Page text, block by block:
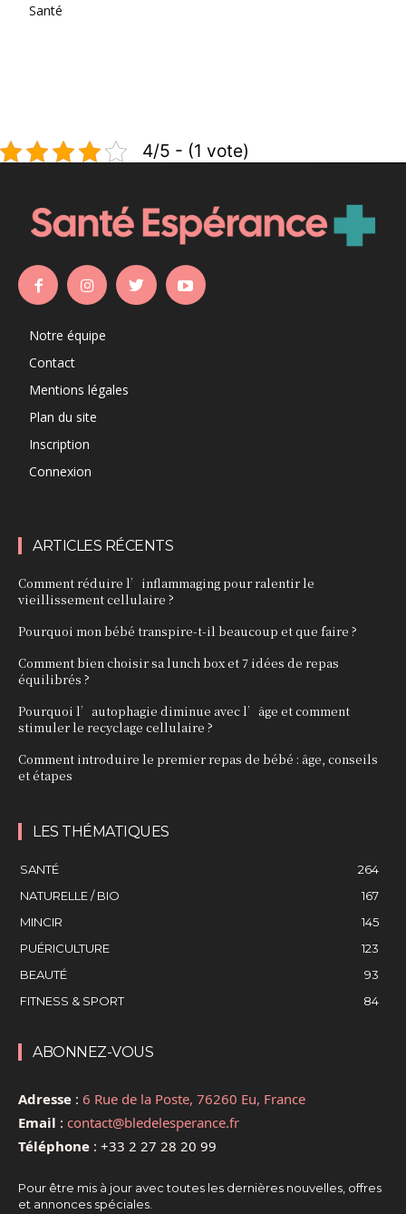
Santé
4/5 - (1 vote)
Notre équipe
Contact
Mentions légales
Plan du site
Inscription
Connexion
ARTICLES RÉCENTS
Comment réduire l’inflammaging pour ralentir le
vieillissement cellulaire ?
Pourquoi mon bébé transpire-t-il beaucoup et que faire ?
Comment bien choisir sa lunch box et 7 idées de repas
équilibrés ?
Pourquoi l’autophagie diminue avec l’âge et comment
stimuler le recyclage cellulaire ?
Comment introduire le premier repas de bébé : âge, conseils
et étapes
LES THÉMATIQUES
SANTÉ
264
NATURELLE / BIO
167
MINCIR
145
PUÉRICULTURE
123
BEAUTÉ
93
FITNESS & SPORT
84
ABONNEZ-VOUS
Adresse : 6 Rue de la Poste, 76260 Eu, France
Email : contact@bledelesperance.fr
Téléphone : +33 2 27 28 20 99
Pour être mis à jour avec toutes les dernières nouvelles, offres
et annonces spéciales.